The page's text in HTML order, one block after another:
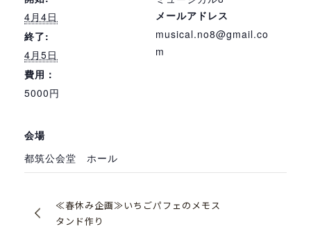
4月4日
終了:
4月5日
費用：
5000円
メールアドレス
musical.no8@gmail.co
m
会場
都筑公会堂 ホール
≪春休み企画≫いちごパフェのメモス
タンド作り